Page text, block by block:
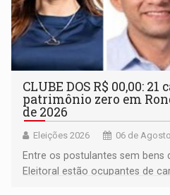
CLUBE DOS R$ 00,00:
patrimônio zero em
de 2026
Eleições 2026 06 de
Entre os postulantes sem bens
Eleitoral estão ocupantes de